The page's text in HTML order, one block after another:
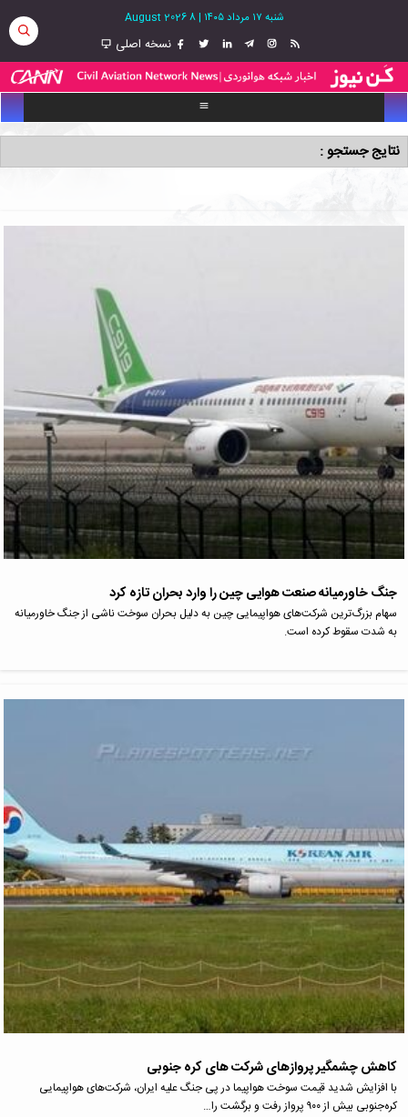
شنبه ۱۷ مرداد ۱۴۰۵ |
8 August 2026
نسخه اصلی
نتایج جستجو :
جنگ خاورمیانه صنعت هوایی چین را وارد بحران تازه کرد
سهام بزرگ‌ترین شرکت‌های هواپیمایی چین به دلیل بحران سوخت ناشی از جنگ خاورمیانه
به شدت سقوط کرده است.
کاهش چشمگیر پروازهای شرکت های کره جنوبی
با افزایش شدید قیمت سوخت هواپیما در پی جنگ علیه ایران، شرکت‌های هواپیمایی
کره‌جنوبی بیش از ۹۰۰ پرواز رفت‌ و برگشت را…